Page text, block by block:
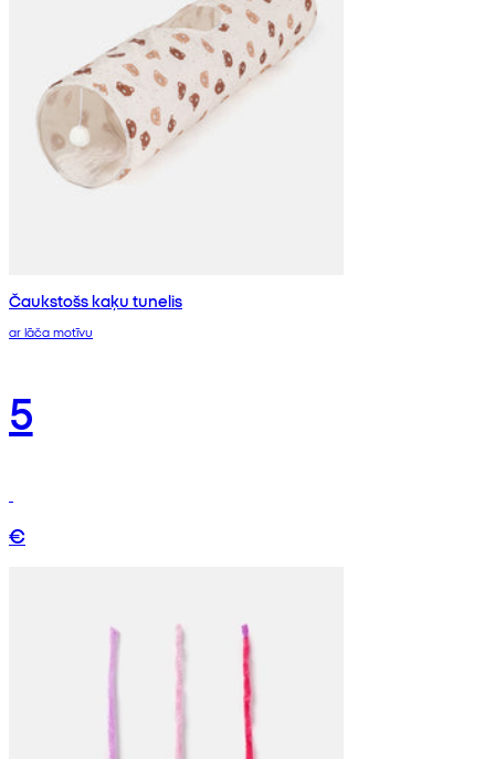
Čaukstošs kaķu tunelis
ar lāča motīvu
5
€